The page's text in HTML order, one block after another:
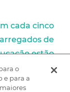
cada cinco
de
estão
com os
regresso às
o
e para a